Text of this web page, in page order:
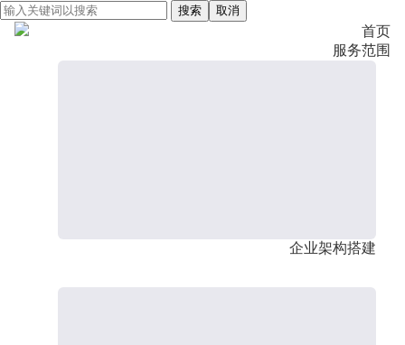
搜索 取消
首页
服务范围
企业架构搭建